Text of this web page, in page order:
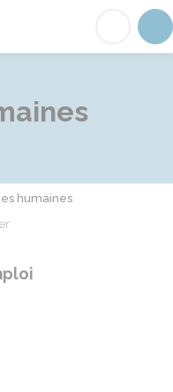
Champagne
humaines